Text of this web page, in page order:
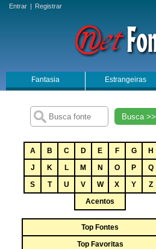
Entrar | Registrar
Fantasia Estrangeiras
Busca >>
A B C D E F G H
J
K L M N O P Q
S
T U V W X Y Z
Acentos
Top Fontes
Top Favoritas